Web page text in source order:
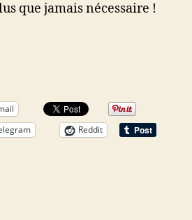
que jamais nécessaire !
Reddit